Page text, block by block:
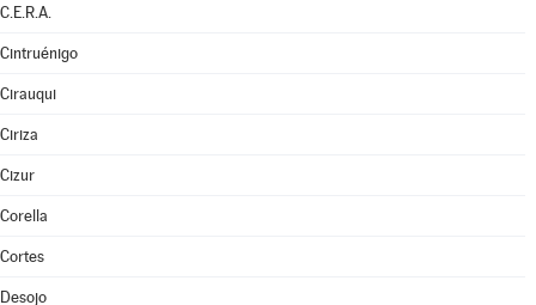
C.E.R.A.
Cintruénigo
Cirauqui
Ciriza
Cizur
Corella
Cortes
Desojo